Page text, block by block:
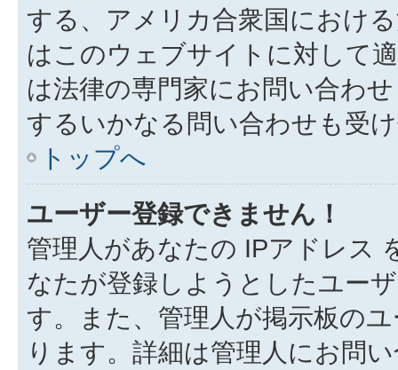
する、アメリカ合衆国におけ
はこのウェブサイトに対して
は法律の専門家にお問い合わ
するいかなる問い合わせも受
トップへ
ユーザー登録できません！
管理人があなたの IPアドレス
なたが登録しようとしたユー
す。また、管理人が掲示板の
ります。詳細は管理人にお問